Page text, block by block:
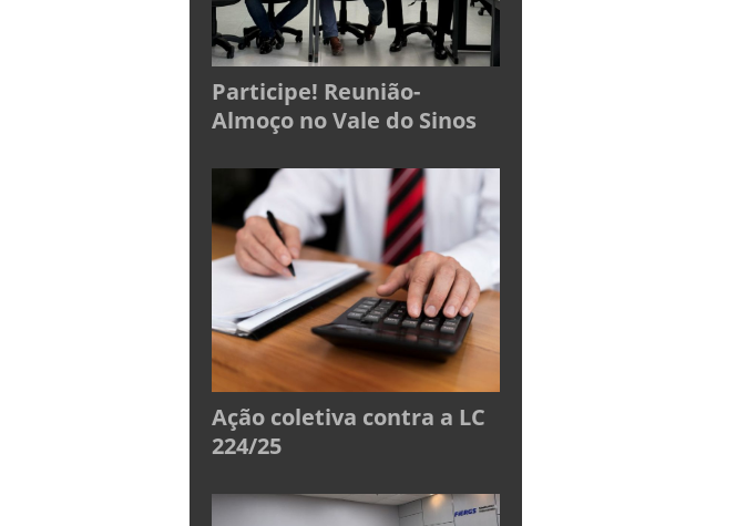
Participe! Reunião-
Almoço no Vale do Sinos
Ação coletiva contra a LC
224/25